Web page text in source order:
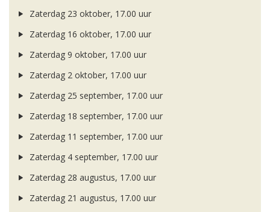
Zaterdag 23 oktober, 17.00 uur
Zaterdag 16 oktober, 17.00 uur
Zaterdag 9 oktober, 17.00 uur
Zaterdag 2 oktober, 17.00 uur
Zaterdag 25 september, 17.00 uur
Zaterdag 18 september, 17.00 uur
Zaterdag 11 september, 17.00 uur
Zaterdag 4 september, 17.00 uur
Zaterdag 28 augustus, 17.00 uur
Zaterdag 21 augustus, 17.00 uur